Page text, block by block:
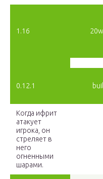
1.16
0.12.1
Когда ифрит
атакует
игрока, он
стреляет в
него
огненными
шарами.